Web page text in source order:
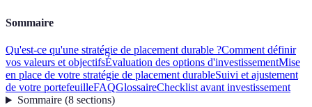
Sommaire
Qu'est-ce qu'une stratégie de placement durable ?Comment définir
vos valeurs et objectifsÉvaluation des options d'investissementMise
en place de votre stratégie de placement durableSuivi et ajustement
de votre portefeuilleFAQGlossaireChecklist avant investissement
Sommaire(8 sections)